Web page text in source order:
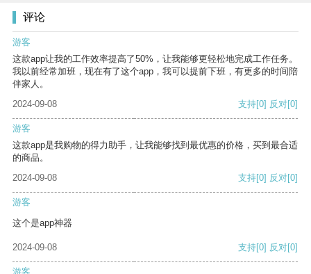
评论
游客
这款app让我的工作效率提高了50%，让我能够更轻松地完成工作任务。
我以前经常加班，现在有了这个app，我可以提前下班，有更多的时间陪
伴家人。
2024-09-08
支持[0] 反对[0]
游客
这款app是我购物的得力助手，让我能够找到最优惠的价格，买到最合适
的商品。
2024-09-08
支持[0] 反对[0]
游客
这个是app神器
2024-09-08 支持[0] 反对[0]
游客